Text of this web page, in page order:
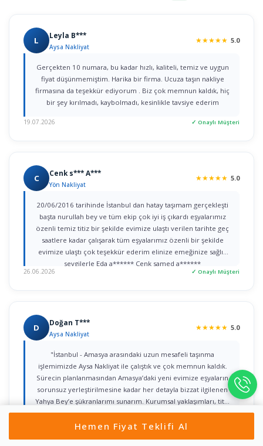
L Leyla B***
Aysa Nakliyat
★★★★★ 5.0
Gerçekten 10 numara, bu kadar hızlı, kaliteli, temiz ve uygun
fiyat düşünmemiştim. Harika bir firma. Ucuza taşın nakliye
firmasına da teşekkür ediyorum . Biz çok memnun kaldık, hiç
bir şey kırılmadı, kaybolmadı, kesinlikle tavsiye ederim
19.07.2026 ✓ Onaylı Müşteri
C Cenk s*** A***
Yön Nakliyat
★★★★★ 5.0
20/06/2016 tarihinde İstanbul dan hatay taşımam gerçekleşti
başta nurullah bey ve tüm ekip çok iyi iş çıkardı eşyalarımız
özenli temiz titiz bir şekilde evimize ulaştı verilen tarihte geç
saatlere kadar çalışarak tüm eşyalarımız özenli bir şekilde
evimize ulaştı çok teşekkür ederim elinize emeğinize sağlık
sevgilerle Eda a****** Cenk samed a******
26.06.2026 ✓ Onaylı Müşteri
D Doğan T***
Aysa Nakliyat
★★★★★ 5.0
"İstanbul - Amasya arasındaki uzun mesafeli taşınma
işlemimizde Aysa Nakliyat ile çalıştık ve çok memnun kaldık.
Sürecin planlanmasından Amasya’daki yeni evimize eşyaların
sorunsuz yerleştirilmesine kadar her detayla bizzat ilgilenen
Yahya Bey’e şükranlarımı sunarım. Kurumsal yaklaşımları, titiz
işçilikleri ve güven veren iletişimleri için tüm ekibe teşekkür
ederim."
Hemen Fiyat Teklifi Al